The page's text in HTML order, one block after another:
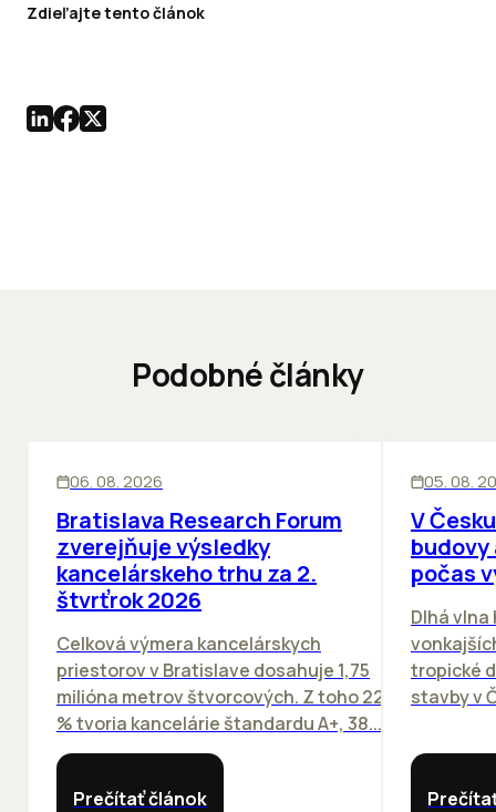
Zdieľajte tento článok
Podobné články
06. 08. 2026
Bratislava Research Forum
zverejňuje výsledky
kancelárskeho trhu za 2.
štvrťrok 2026
Celková výmera kancelárskych
priestorov v Bratislave dosahuje 1,75
milióna metrov štvorcových. Z toho 22
% tvoria kancelárie štandardu A+, 38...
Prečítať článok
05. 08.
V
počas
Dlhá
tropické
stavby v